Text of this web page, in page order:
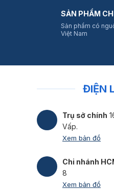
SẢN PHẨM
Sản phẩm có
Việt Nam
ĐIỆN
Trụ sở chính
Vấp.
Xem bản đồ
Chi nhánh
8
Xem bản đồ